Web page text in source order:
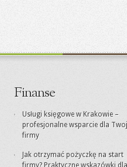
Finanse
Usługi księgowe w Krakowie –
profesjonalne wsparcie dla
firmy
Jak otrzymać pożyczkę na start
firmy? Praktyczne wskazówki dla